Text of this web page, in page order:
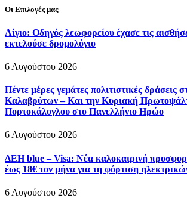
Οι Επιλογές μας
Αίγιο: Οδηγός λεωφορείου έχασε τις
εκτελούσε δρομολόγιο
6 Αυγούστου 2026
Πέντε μέρες γεμάτες πολιτιστικές δράσεις
Καλαβρύτων – Και την Κυριακή
Πορτοκάλογλου στο Πανελλήνιο Ηρώο
6 Αυγούστου 2026
ΔΕΗ blue – Visa: Νέα καλοκαιρινή
έως 18€ τον μήνα για τη φόρτιση
6 Αυγούστου 2026